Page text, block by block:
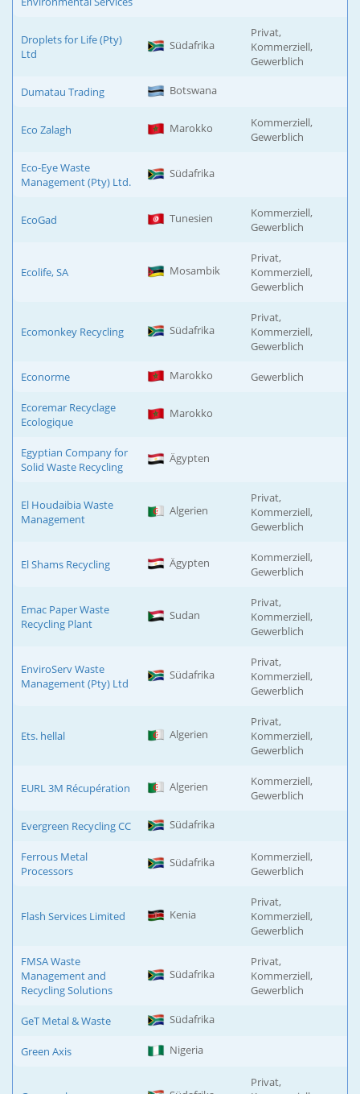
Droplets for Life (Pty)
Ltd
Südafrika
Privat,
Kommerziell,
Gewerblich
Dumatau Trading Botswana
Eco Zalagh Marokko
Kommerziell,
Gewerblich
Eco-Eye Waste
Management (Pty) Ltd.
Südafrika
EcoGad Tunesien
Kommerziell,
Gewerblich
Ecolife, SA Mosambik
Privat,
Kommerziell,
Gewerblich
Ecomonkey Recycling Südafrika
Privat,
Kommerziell,
Gewerblich
Econorme Marokko Gewerblich
Ecoremar Recyclage
Ecologique
Marokko
Egyptian Company for
Solid Waste Recycling
Ägypten
El Houdaibia Waste
Management
Algerien
Privat,
Kommerziell,
Gewerblich
El Shams Recycling Ägypten
Kommerziell,
Gewerblich
Emac Paper Waste
Recycling Plant
Sudan
Privat,
Kommerziell,
Gewerblich
EnviroServ Waste
Management (Pty) Ltd
Südafrika
Privat,
Kommerziell,
Gewerblich
Ets. hellal Algerien
Privat,
Kommerziell,
Gewerblich
EURL 3M Récupération Algerien
Kommerziell,
Gewerblich
Evergreen Recycling CC Südafrika
Ferrous Metal
Processors
Südafrika
Kommerziell,
Gewerblich
Flash Services Limited Kenia
Privat,
Kommerziell,
Gewerblich
FMSA Waste
Management and
Recycling Solutions
Südafrika
Privat,
Kommerziell,
Gewerblich
GeT Metal & Waste Südafrika
Green Axis Nigeria
Privat,